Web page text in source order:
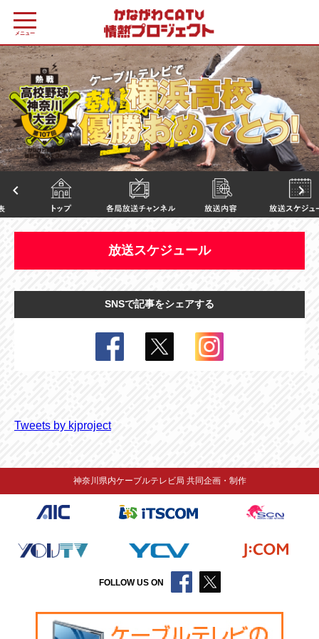
メニュー
keyboard_arrow_left keyboard_arrow_right
放送スケジュール
SNSで記事をシェアする
Tweets by kjproject
神奈川県内ケーブルテレビ局 共同企画・制作
FOLLOW US ON